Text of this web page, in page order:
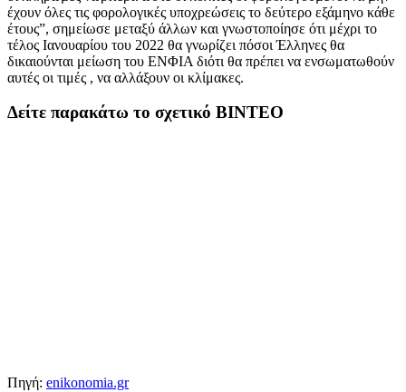
έχουν όλες τις φορολογικές υποχρεώσεις το δεύτερο εξάμηνο κάθε
έτους”, σημείωσε μεταξύ άλλων και γνωστοποίησε ότι μέχρι το
τέλος Ιανουαρίου του 2022 θα γνωρίζει πόσοι Έλληνες θα
δικαιούνται μείωση του ΕΝΦΙΑ διότι θα πρέπει να ενσωματωθούν
αυτές οι τιμές , να αλλάξουν οι κλίμακες.
Δείτε παρακάτω το σχετικό ΒΙΝΤΕΟ
Πηγή: enikonomia.gr